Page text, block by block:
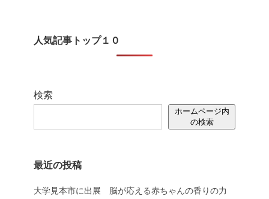
人気記事トップ１０
検索
ホームページ内
の検索
最近の投稿
大学見本市に出展 脳が応える赤ちゃんの香りの力